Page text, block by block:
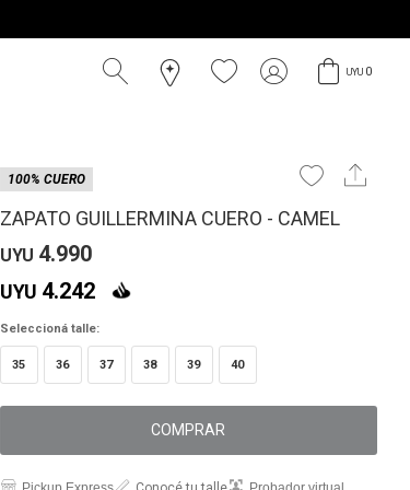
UYU 0
100% CUERO
ZAPATO GUILLERMINA CUERO - CAMEL
UYU 4.990
UYU 4.242
Seleccioná talle:
35 36 37 38 39 40
COMPRAR